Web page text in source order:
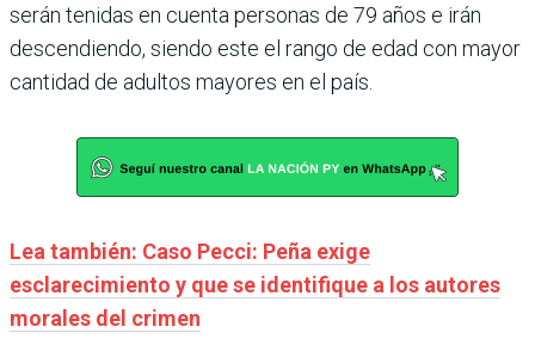
serán tenidas en cuenta personas de 79 años e irán
descendiendo, siendo este el rango de edad con mayor
cantidad de adultos mayores en el país.
Lea también: Caso Pecci: Peña exige
esclarecimiento y que se identifique a los autores
morales del crimen